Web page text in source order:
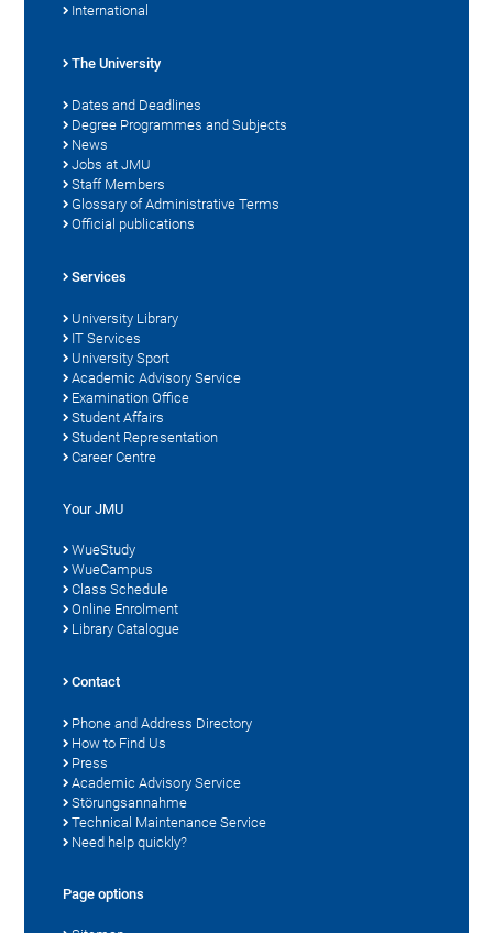
International
The University
Dates and Deadlines
Degree Programmes and Subjects
News
Jobs at JMU
Staff Members
Glossary of Administrative Terms
Official publications
Services
University Library
IT Services
University Sport
Academic Advisory Service
Examination Office
Student Affairs
Student Representation
Career Centre
Your JMU
WueStudy
WueCampus
Class Schedule
Online Enrolment
Library Catalogue
Contact
Phone and Address Directory
How to Find Us
Press
Academic Advisory Service
Störungsannahme
Technical Maintenance Service
Need help quickly?
Page options